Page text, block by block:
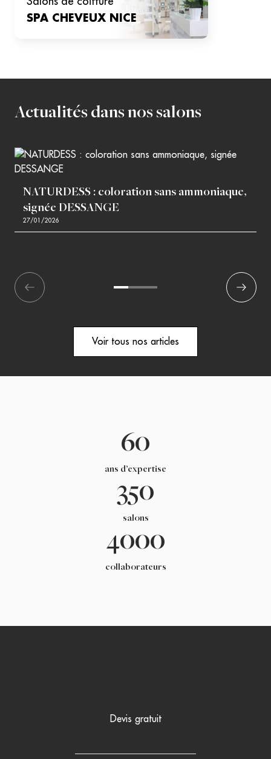
SPA CHEVEUX NICE
Actualités dans nos salons
NATURDESS : coloration sans ammoniaque,
signée DESSANGE
27/01/2026
Suivant
Voir tous nos articles
60
ans d’expertise
350
salons
4000
collaborateurs
Devis gratuit